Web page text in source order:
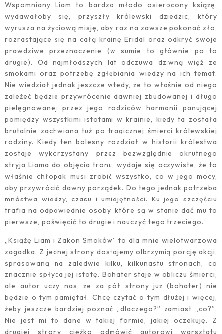
Wspomniany Liam to bardzo młodo osierocony książę,
wydawałoby się, przyszły królewski dziedzic, który
wyrusza na życiową misję, aby raz na zawsze pokonać zło,
rozrastające się na całą krainę Eridal oraz odkryć swoje
prawdziwe przeznaczenie (w sumie to głównie po to
drugie). Od najmłodszych lat odczuwa dziwną więź ze
smokami oraz potrzebę zgłębiania wiedzy na ich temat.
Nie wiedział jednak jeszcze wtedy, że to właśnie od niego
zależeć będzie przywrócenie dawniej zbudowanej i długo
pielęgnowanej przez jego rodziców harmonii panującej
pomiędzy wszystkimi istotami w krainie, kiedy ta została
brutalnie zachwiana tuż po tragicznej śmierci królewskiej
rodziny. Kiedy ten bolesny rozdział w historii królestwa
zostaje wykorzystany przez bezwzględnie okrutnego
stryja Liama do objęcia tronu, wydaje się oczywiste, że to
właśnie chłopak musi zrobić wszystko, co w jego mocy,
aby przywrócić dawny porządek. Do tego jednak potrzeba
mnóstwa wiedzy, czasu i umiejętności. Ku jego szczęściu
trafia na odpowiednie osoby, które są w stanie dać mu to
pierwsze, poświęcić to drugie i nauczyć tego trzeciego.
„Książę Liam i Zakon Smoków” to dla mnie wielotwarzowa
zagadka. Z jednej strony dostajemy olbrzymią porcję akcji,
sprasowaną na zaledwie kilku, kilkunastu stronach, co
znacznie spłyca jej istotę. Bohater staje w obliczu śmierci,
ale autor uczy nas, że za pół strony już (bohater) nie
będzie o tym pamiętał. Chcę czytać o tym dłużej i więcej,
żeby jeszcze bardziej poznać „dlaczego?” zamiast „co?”.
Nie jest mi to dane w takiej formie, jakiej oczekuję. Z
drugiej strony ciężko odmówić autorowi warsztatu